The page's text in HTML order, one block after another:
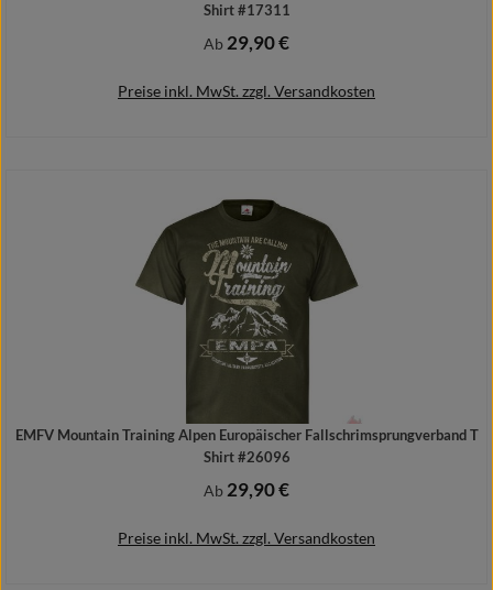
Shirt #17311
Regulärer Preis:
Ab 29,90 €
Preise inkl. MwSt. zzgl. Versandkosten
Details
EMFV Mountain Training Alpen Europäischer Fallschrimsprungverband T
Shirt #26096
Regulärer Preis:
Ab 29,90 €
Preise inkl. MwSt. zzgl. Versandkosten